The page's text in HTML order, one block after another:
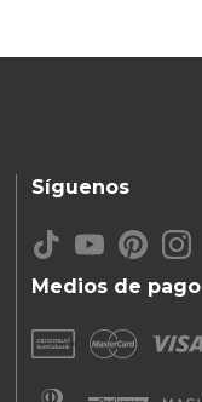
Medios de pago
Síguenos